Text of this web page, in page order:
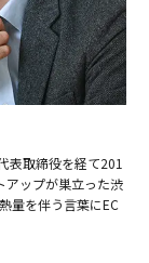
表取締役を経て201
アップが巣立った渋
量を伴う言葉にEC